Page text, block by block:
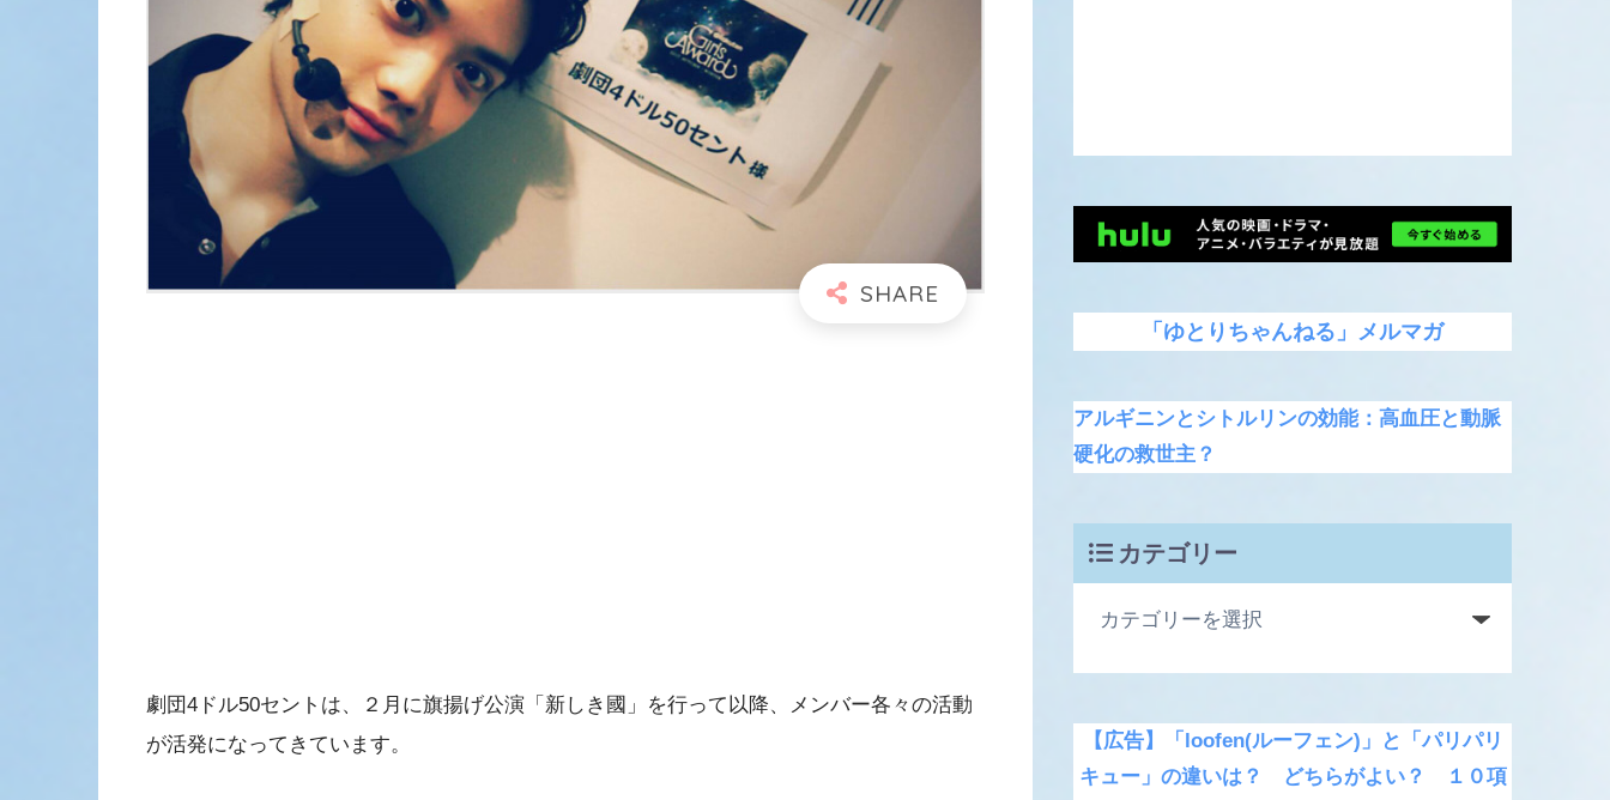
劇団4ドル50セントは、２月に旗揚げ公演「新しき國」を行って以降、メンバー各々の活動
が活発になってきています。
「ゆとりちゃんねる」メルマガ
アルギニンとシトルリンの効能：高血圧と動脈
硬化の救世主？
カテゴリー
【広告】「loofen(ルーフェン)」と「パリパリ
キュー」の違いは？ どちらがよい？ １０項